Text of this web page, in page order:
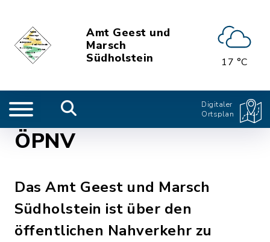
Amt Geest und
Marsch
Südholstein
17 °C
Digitaler
Ortsplan
ÖPNV
Das Amt Geest und Marsch
Südholstein ist über den
öffentlichen Nahverkehr zu